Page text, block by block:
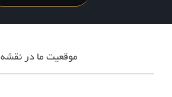
موقعیت ما در نقشه